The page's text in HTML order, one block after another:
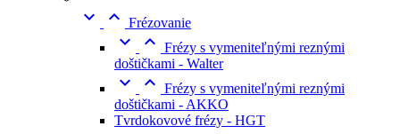
  Frézovanie
  Frézy s vymeniteľnými reznými
doštičkami - Walter
  Frézy s vymeniteľnými reznými
doštičkami - AKKO
Tvrdokovové frézy - HGT